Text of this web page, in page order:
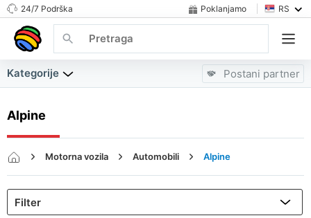
24/7 Podrška Poklanjamo RS
Kategorije Postani partner
Alpine
Motorna vozila Automobili Alpine